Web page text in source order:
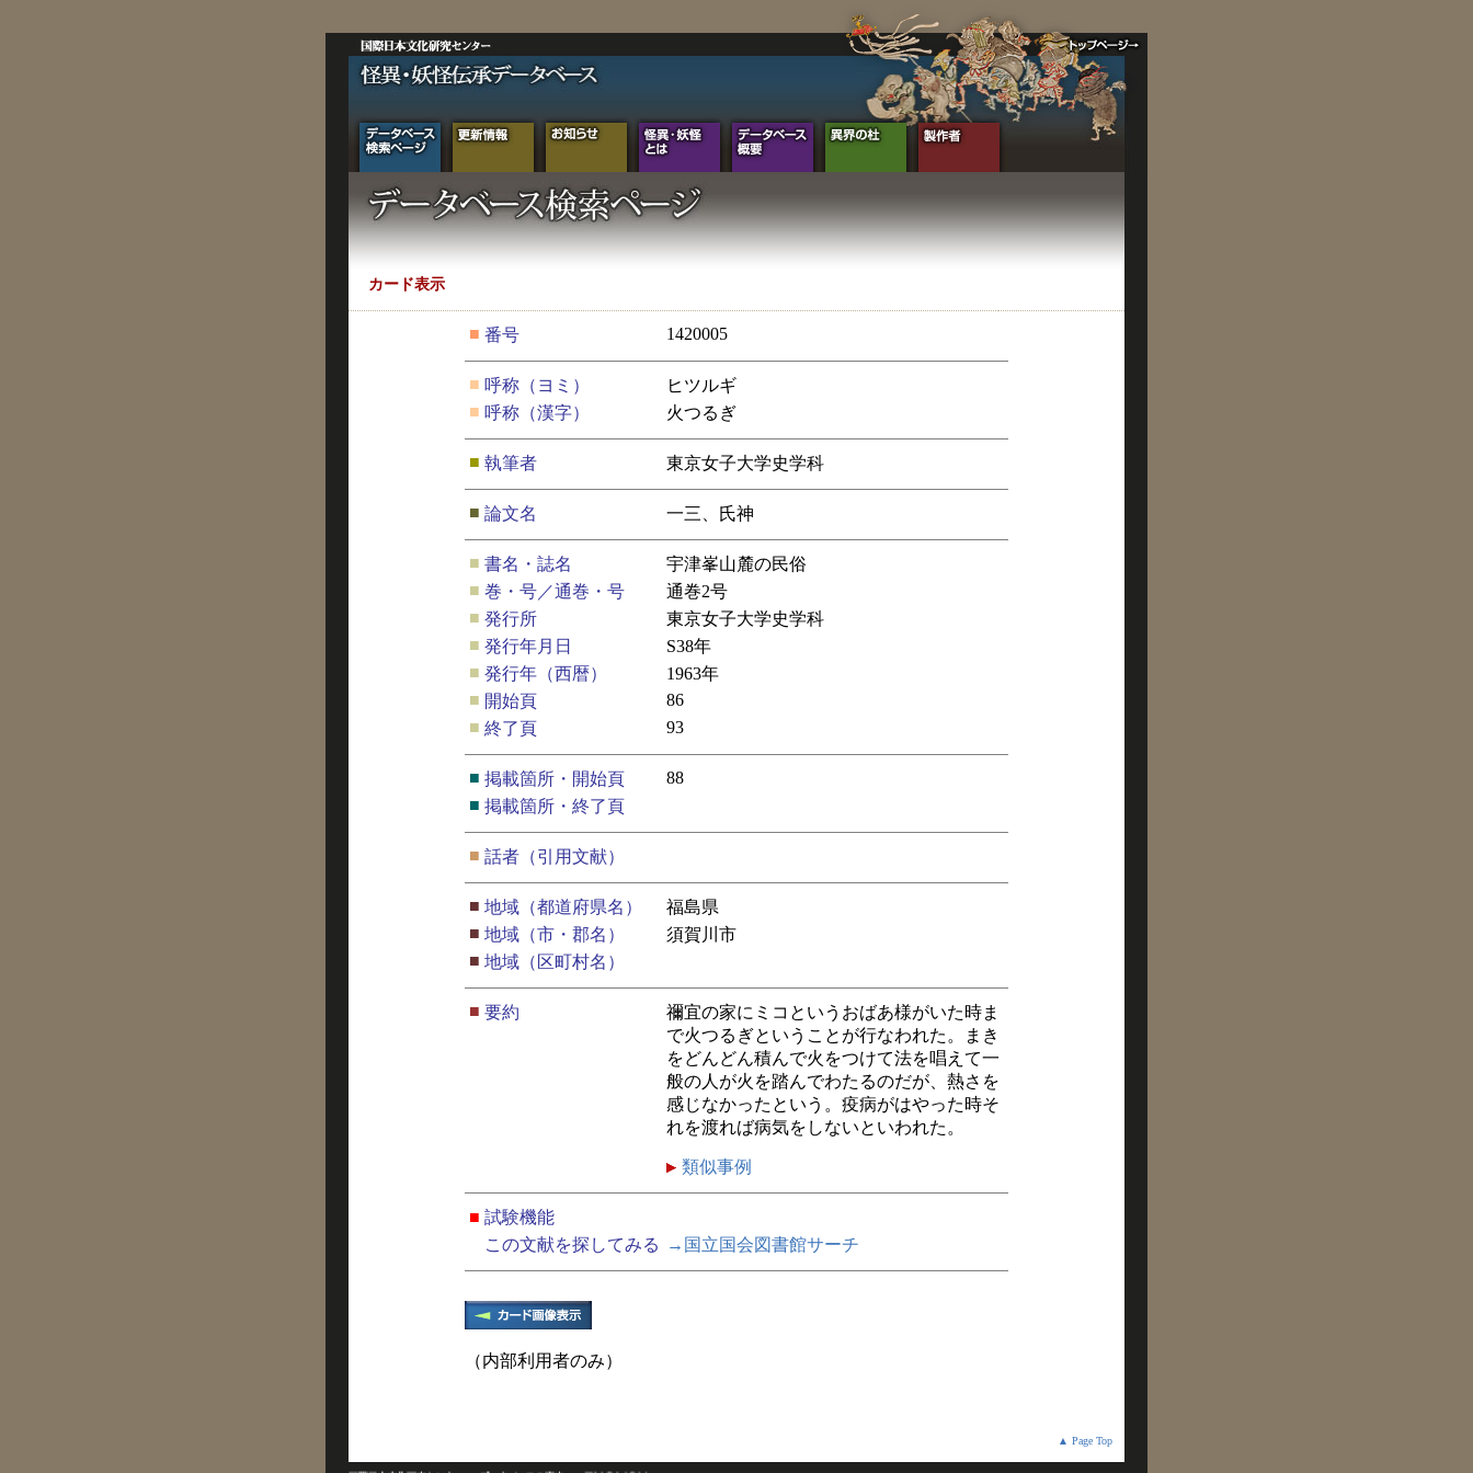
カード表示
■ 番号 1420005
■ 呼称（ヨミ）
ヒツルギ
■ 呼称（漢字） 火つるぎ
■ 執筆者 東京女子大学史学科
■ 論文名 一三、氏神
■ 書名・誌名
宇津峯山麓の民俗
■ 巻・号／通巻・号
通巻2号
■ 発行所
東京女子大学史学科
■ 発行年月日
S38年
■ 発行年（西暦）
1963年
■ 開始頁
86
■ 終了頁 93
■ 掲載箇所・開始頁
88
■ 掲載箇所・終了頁
■ 話者（引用文献）
■ 地域（都道府県名）
福島県
■ 地域（市・郡名）
須賀川市
■ 地域（区町村名）
■ 要約
禰宜の家にミコというおばあ様がいた時ま
で火つるぎということが行なわれた。まき
をどんどん積んで火をつけて法を唱えて一
般の人が火を踏んでわたるのだが、熱さを
感じなかったという。疫病がはやった時そ
れを渡れば病気をしないといわれた。
類似事例
■ 試験機能
この文献を探してみる
→国立国会図書館サーチ
（内部利用者のみ）
▲ Page Top